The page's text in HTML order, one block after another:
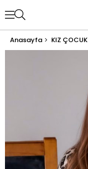
Anasayfa KIZ ÇOCUK